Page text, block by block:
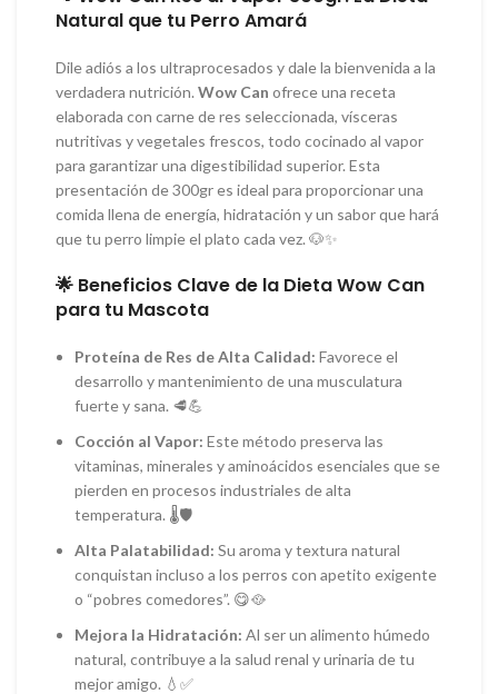
Natural que tu Perro Amará
Dile adiós a los ultraprocesados y dale la bienvenida a la
verdadera nutrición. Wow Can ofrece una receta
elaborada con carne de res seleccionada, vísceras
nutritivas y vegetales frescos, todo cocinado al vapor
para garantizar una digestibilidad superior. Esta
presentación de 300gr es ideal para proporcionar una
comida llena de energía, hidratación y un sabor que hará
que tu perro limpie el plato cada vez. 🐶✨
🌟 Beneficios Clave de la Dieta Wow Can
para tu Mascota
Proteína de Res de Alta Calidad: Favorece el
desarrollo y mantenimiento de una musculatura
fuerte y sana. 🥩💪
Cocción al Vapor: Este método preserva las
vitaminas, minerales y aminoácidos esenciales que se
pierden en procesos industriales de alta
temperatura. 🌡️🛡️
Alta Palatabilidad: Su aroma y textura natural
conquistan incluso a los perros con apetito exigente
o “pobres comedores”. 😋🥘
Mejora la Hidratación: Al ser un alimento húmedo
natural, contribuye a la salud renal y urinaria de tu
mejor amigo. 💧✅